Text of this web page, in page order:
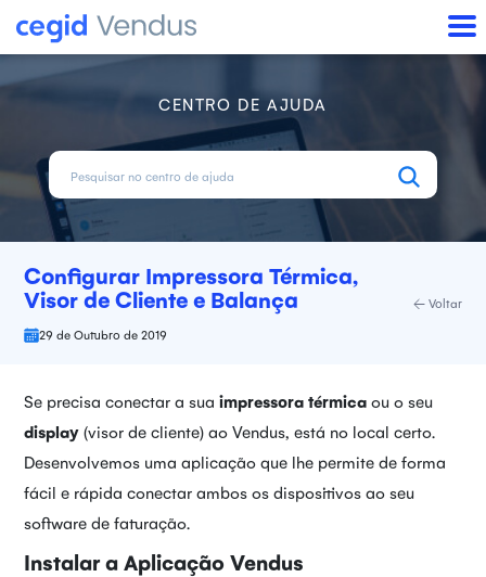
CENTRO DE AJUDA
Configurar Impressora Térmica,
Visor de Cliente e Balança
29 de Outubro de 2019
Voltar
Se precisa conectar a suaimpressora térmica ou o seu
display (visor de cliente) ao Vendus, está no local certo.
Desenvolvemos uma aplicação que lhe permite de forma
fácil e rápida conectar ambos os dispositivos ao seu
software de faturação.
Instalar a Aplicação Vendus